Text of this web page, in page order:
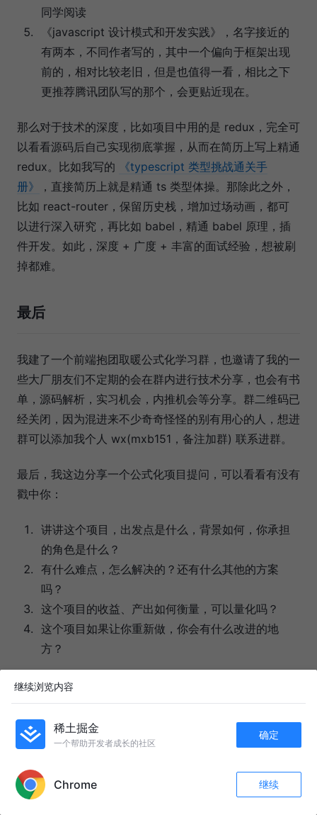
同学阅读
《javascript 设计模式和开发实践》，名字接近的
有两本，不同作者写的，其中一个偏向于框架出现
前的，相对比较老旧，但是也值得一看，相比之下
更推荐腾讯团队写的那个，会更贴近现在。
那么对于技术的深度，比如项目中用的是 redux，完全可
以看看源码后自己实现彻底掌握，从而在简历上写上精通
redux。比如我写的
《typescript 类型挑战通关手
册》
，直接简历上就是精通 ts 类型体操。那除此之外，
比如 react-router，保留历史栈，增加过场动画，都可
以进行深入研究，再比如 babel，精通 babel 原理，插
件开发。如此，深度 + 广度 + 丰富的面试经验，想被刷
掉都难。
最后
我建了一个前端抱团取暖公式化学习群，也邀请了我的一
些大厂朋友们不定期的会在群内进行技术分享，也会有书
单，源码解析，实习机会，内推机会等分享。群二维码已
经关闭，因为混进来不少奇奇怪怪的别有用心的人，想进
群可以添加我个人 wx(mxb151，备注加群) 联系进群。
最后，我这边分享一个公式化项目提问，可以看看有没有
戳中你：
讲讲这个项目，出发点是什么，背景如何，你承担
的角色是什么？
有什么难点，怎么解决的？还有什么其他的方案
吗？
这个项目的收益、产出如何衡量，可以量化吗？
这个项目如果让你重新做，你会有什么改进的地
方？
说到底，找工作也是公式化，进大厂也是公式化。而所谓
的捷径也并不意味着不需要付出努力，依旧需要高强度的
付出，有公式，只是让你事半功倍，而非躺平拿 offer。
彩！
115
继续浏览内容
稀土掘金
一个帮助开发者成长的社区
确定
Chrome 继续